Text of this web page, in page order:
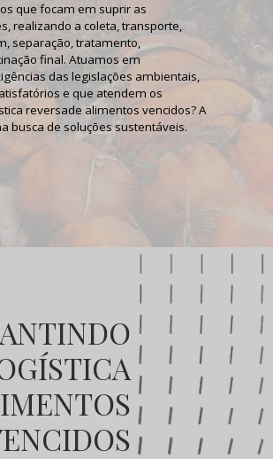
que focam em suprir as
realizando a coleta, transporte,
separação, tratamento,
final. Atuamos em
das legislações ambientais,
e que atendem os
reversade alimentos vencidos? A
busca de soluções sustentáveis.